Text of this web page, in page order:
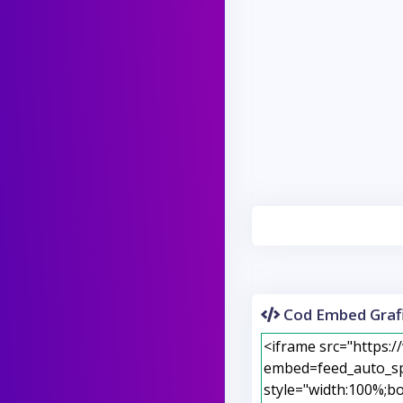
Cod Embed